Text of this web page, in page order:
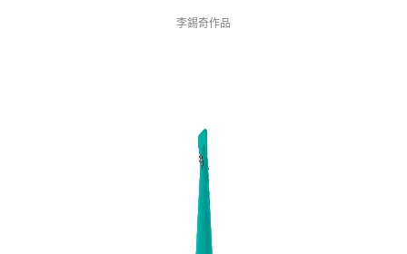
李錫奇作品